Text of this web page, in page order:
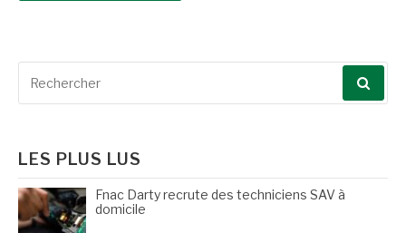
Recherche
LES PLUS LUS
Fnac Darty recrute des techniciens SAV à
domicile